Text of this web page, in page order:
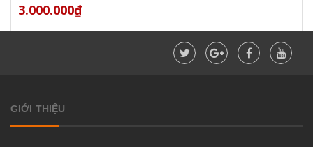
3.000.000₫
GIỚI THIỆU